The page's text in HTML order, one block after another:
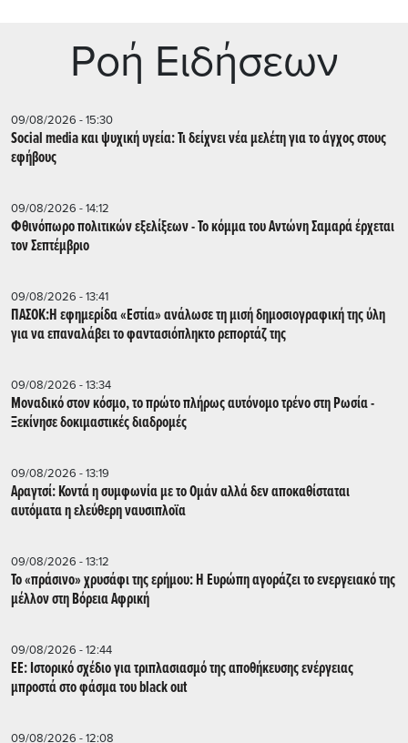
Ρoή Ειδήσεων
09/08/2026 - 15:30
Social media και ψυχική υγεία: Τι δείχνει νέα μελέτη για το άγχος στους
εφήβους
09/08/2026 - 14:12
Φθινόπωρο πολιτικών εξελίξεων - Το κόμμα του Αντώνη Σαμαρά έρχεται
τον Σεπτέμβριο
09/08/2026 - 13:41
ΠΑΣΟΚ:Η εφημερίδα «Εστία» ανάλωσε τη μισή δημοσιογραφική της ύλη
για να επαναλάβει το φαντασιόπληκτο ρεπορτάζ της
09/08/2026 - 13:34
Μοναδικό στον κόσμο, το πρώτο πλήρως αυτόνομο τρένο στη Ρωσία -
Ξεκίνησε δοκιμαστικές διαδρομές
09/08/2026 - 13:19
Αραγτσί: Κοντά η συμφωνία με το Ομάν αλλά δεν αποκαθίσταται
αυτόματα η ελεύθερη ναυσιπλοϊα
09/08/2026 - 13:12
Το «πράσινο» χρυσάφι της ερήμου: Η Ευρώπη αγοράζει το ενεργειακό της
μέλλον στη Βόρεια Αφρική
09/08/2026 - 12:44
ΕΕ: Iστορικό σχέδιο για τριπλασιασμό της αποθήκευσης ενέργειας
μπροστά στο φάσμα του black out
09/08/2026 - 12:08